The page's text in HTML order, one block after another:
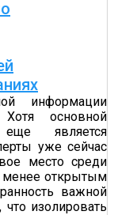
информации
основной
является
уже сейчас
место среди
менее открытым
важной
изолировать